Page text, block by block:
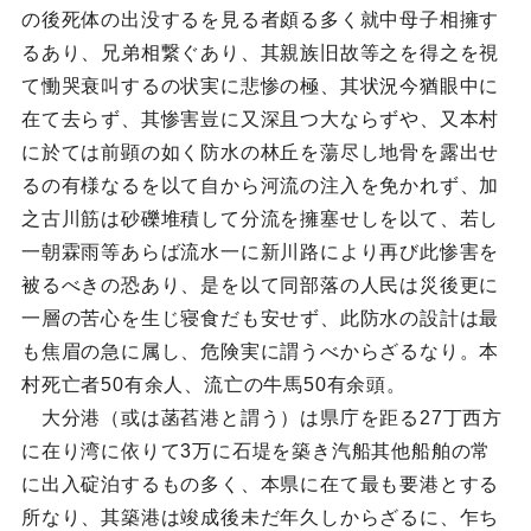
の後死体の出没するを見る者頗る多く就中母子相擁す
るあり、兄弟相繋ぐあり、其親族旧故等之を得之を視
て慟哭衰叫するの状実に悲惨の極、其状況今猶眼中に
在て去らず、其惨害豈に又深且つ大ならずや、又本村
に於ては前顕の如く防水の林丘を蕩尽し地骨を露出せ
るの有様なるを以て自から河流の注入を免かれず、加
之古川筋は砂礫堆積して分流を擁塞せしを以て、若し
一朝霖雨等あらば流水一に新川路により再び此惨害を
被るべきの恐あり、是を以て同部落の人民は災後更に
一層の苦心を生じ寝食だも安せず、此防水の設計は最
も焦眉の急に属し、危険実に謂うべからざるなり。本
村死亡者50有余人、流亡の牛馬50有余頭。
大分港（或は菡萏港と謂う）は県庁を距る27丁西方
に在り湾に依りて3万に石堤を築き汽船其他船舶の常
に出入碇泊するもの多く、本県に在て最も要港とする
所なり、其築港は竣成後未だ年久しからざるに、乍ち